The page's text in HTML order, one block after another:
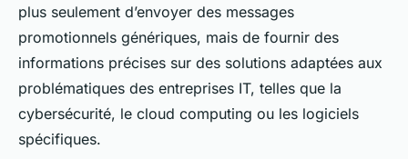
plus seulement d’envoyer des messages
promotionnels génériques, mais de fournir des
informations précises sur des solutions adaptées aux
problématiques des entreprises IT, telles que la
cybersécurité, le cloud computing ou les logiciels
spécifiques.